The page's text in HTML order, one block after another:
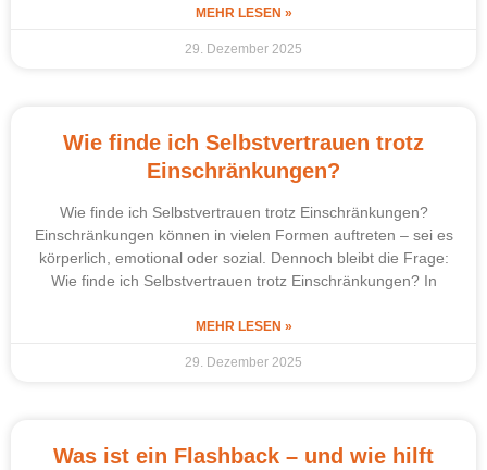
MEHR LESEN »
29. Dezember 2025
Wie finde ich Selbstvertrauen trotz
Einschränkungen?
Wie finde ich Selbstvertrauen trotz Einschränkungen?
Einschränkungen können in vielen Formen auftreten – sei es
körperlich, emotional oder sozial. Dennoch bleibt die Frage:
Wie finde ich Selbstvertrauen trotz Einschränkungen? In
MEHR LESEN »
29. Dezember 2025
Was ist ein Flashback – und wie hilft